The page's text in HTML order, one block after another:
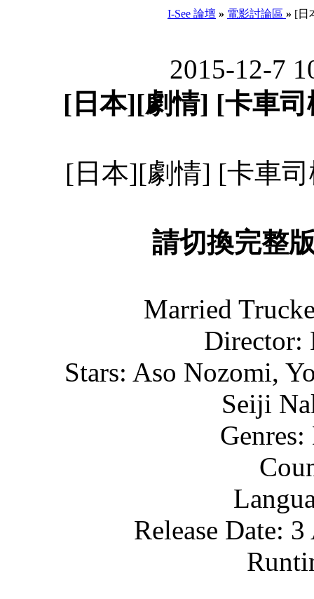
I-See 論壇 » 電影討論區 » [日
2015-12-7
[日本][劇情] [卡車
[日本][劇情] [卡車
請切換完整
Married
Director:
Stars: Aso Nozomi,
Seiji
Release Date: